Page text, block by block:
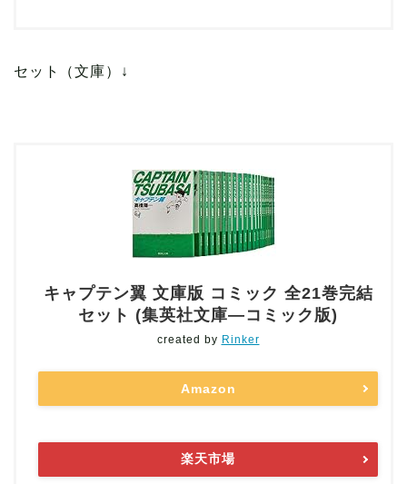
セット（文庫）↓
キャプテン翼 文庫版 コミック 全21巻完結
セット (集英社文庫―コミック版)
created by Rinker
Amazon
楽天市場